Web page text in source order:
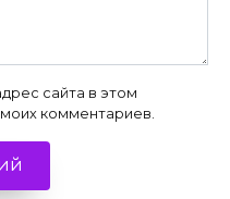
сайта в этом
комментариев.